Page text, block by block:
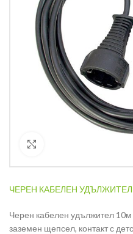
ЧЕРЕН КАБЕЛЕН УДЪЛЖИТЕЛ
Черен кабелен удължител
заземен щепсел, контакт с